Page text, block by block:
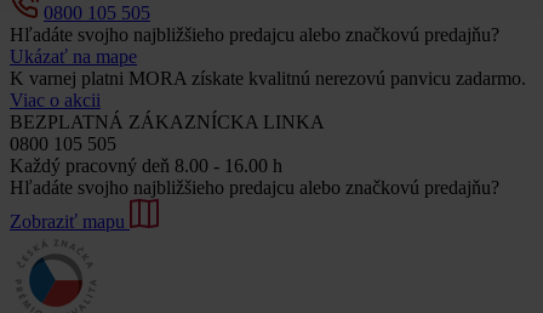
0800 105 505
Hľadáte svojho najbližšieho predajcu alebo značkovú predajňu?
Ukázať na mape
K varnej platni MORA získate kvalitnú nerezovú panvicu zadarmo.
Viac o akcii
BEZPLATNÁ ZÁKAZNÍCKA LINKA
0800 105 505
Každý pracovný deň 8.00 - 16.00 h
Hľadáte svojho najbližšieho predajcu alebo značkovú predajňu?
Zobraziť mapu